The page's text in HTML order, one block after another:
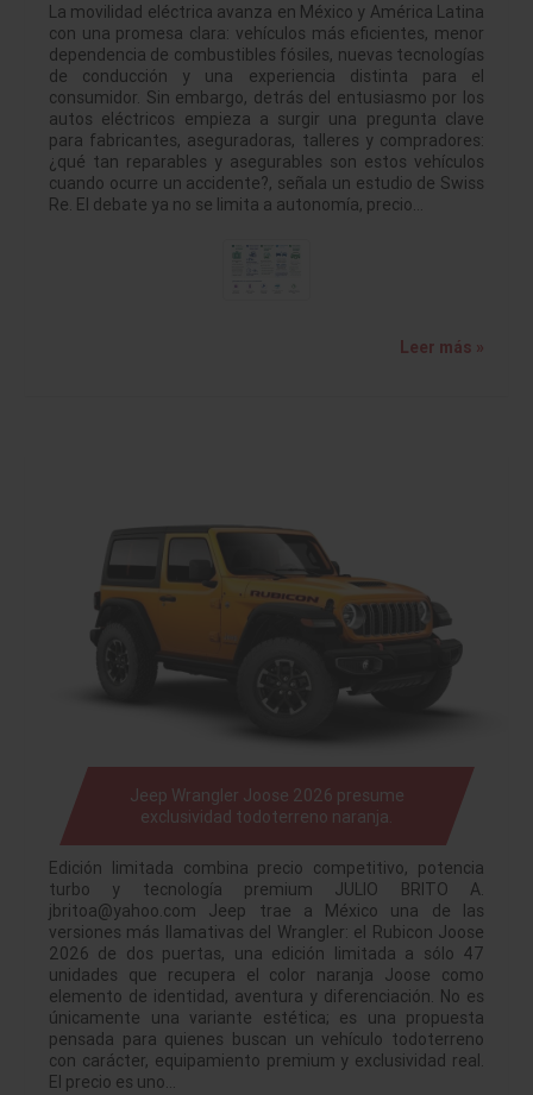
La movilidad eléctrica avanza en México y América Latina
con una promesa clara: vehículos más eficientes, menor
dependencia de combustibles fósiles, nuevas tecnologías
de conducción y una experiencia distinta para el
consumidor. Sin embargo, detrás del entusiasmo por los
autos eléctricos empieza a surgir una pregunta clave
para fabricantes, aseguradoras, talleres y compradores:
¿qué tan reparables y asegurables son estos vehículos
cuando ocurre un accidente?, señala un estudio de Swiss
Re. El debate ya no se limita a autonomía, precio…
Leer más »
Jeep Wrangler Joose 2026 presume
exclusividad todoterreno naranja.
Edición limitada combina precio competitivo, potencia
turbo y tecnología premium JULIO BRITO A.
jbritoa@yahoo.com Jeep trae a México una de las
versiones más llamativas del Wrangler: el Rubicon Joose
2026 de dos puertas, una edición limitada a sólo 47
unidades que recupera el color naranja Joose como
elemento de identidad, aventura y diferenciación. No es
únicamente una variante estética; es una propuesta
pensada para quienes buscan un vehículo todoterreno
con carácter, equipamiento premium y exclusividad real.
El precio es uno…